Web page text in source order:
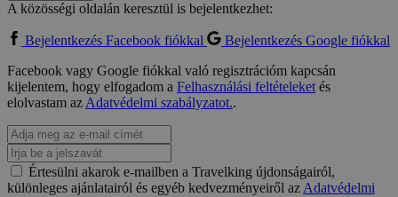
A közösségi oldalán keresztül is bejelentkezhet:
Bejelentkezés Facebook fiókkal
Bejelentkezés Google fiókkal
Facebook vagy Google fiókkal való regisztrációm kapcsán
kijelentem, hogy elfogadom a Felhasználási feltételeketés
elolvastam azAdatvédelmi szabályzatot..
Értesülni akarok e-mailben a Travelking újdonságairól,
különleges ajánlatairól és egyéb kedvezményeiről azAdatvédelmi